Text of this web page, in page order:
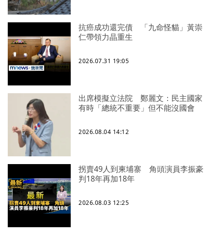
抗癌成功還完債 「九命怪貓」黃崇
仁帶領力晶重生
2026.07.31 19:05
出席模擬立法院 鄭麗文：民主國家
有時「總統不重要」但不能沒國會
2026.08.04 14:12
拐賣49人到柬埔寨 角頭演員李振豪
判18年再加18年
2026.08.03 12:25